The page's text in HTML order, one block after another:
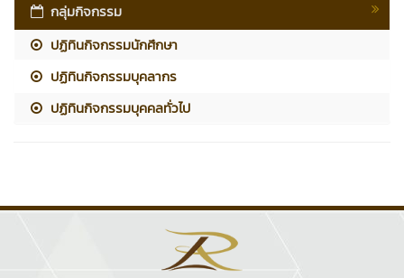
กลุ่มกิจกรรม
ปฏิทินกิจกรรมนักศึกษา
ปฏิทินกิจกรรมบุคลากร
ปฏิทินกิจกรรมบุคคลทั่วไป